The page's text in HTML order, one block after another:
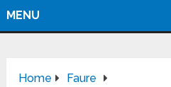
MENU
Home
Faure